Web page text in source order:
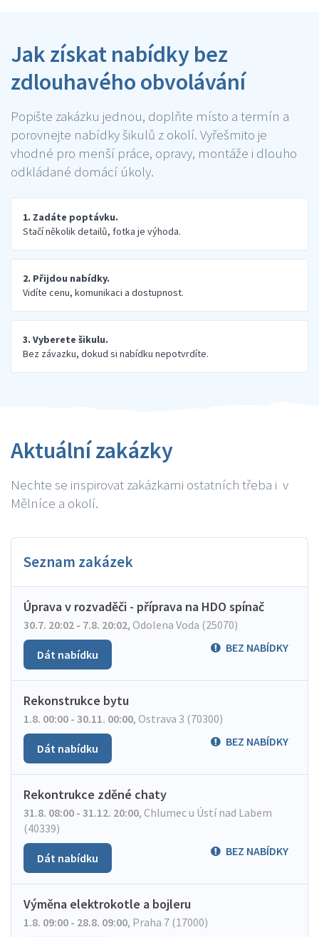
Jak získat nabídky bez
zdlouhavého obvolávání
Popište zakázku jednou, doplňte místo a termín a
porovnejte nabídky šikulů z okolí. Vyřešmito je
vhodné pro menší práce, opravy, montáže i dlouho
odkládané domácí úkoly.
1. Zadáte poptávku.
Stačí několik detailů, fotka je výhoda.
2. Přijdou nabídky.
Vidíte cenu, komunikaci a dostupnost.
3. Vyberete šikulu.
Bez závazku, dokud si nabídku nepotvrdíte.
Aktuální zakázky
Nechte se inspirovat zakázkami ostatních třeba i v
Mělníce a okolí.
Seznam zakázek
Úprava v rozvaděči - příprava na HDO spínač
30.7. 20:02 - 7.8. 20:02, Odolena Voda (25070)
BEZ NABÍDKY
Dát nabídku
Rekonstrukce bytu
1.8. 00:00 - 30.11. 00:00, Ostrava 3 (70300)
BEZ NABÍDKY
Dát nabídku
Rekontrukce zděné chaty
31.8. 08:00 - 31.12. 20:00, Chlumec u Ústí nad Labem
(40339)
BEZ NABÍDKY
Dát nabídku
Výměna elektrokotle a bojleru
1.8. 09:00 - 28.8. 09:00, Praha 7 (17000)